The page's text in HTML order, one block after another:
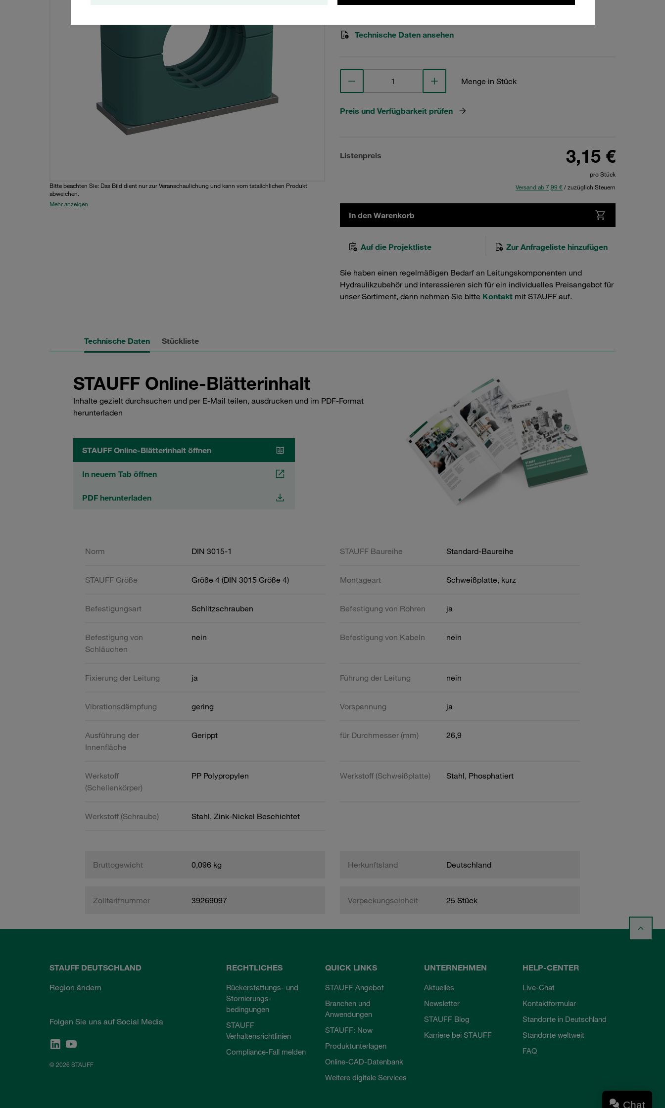
Bitte beachten Sie: Das Bild dient nur zur Veranschaulichung und kann vom tatsächlichen Produkt
abweichen.
Mehr anzeigen
Technische Daten ansehen
Menge in Stück
Preis und Verfügbarkeit prüfen
Listenpreis 3,15 €
pro Stück
Versand ab 7,99 €/ zuzüglich Steuern
In den Warenkorb
Auf die Projektliste Zur Anfrageliste hinzufügen
Sie haben einen regelmäßigen Bedarf an Leitungskomponenten und
Hydraulikzubehör und interessieren sich für ein individuelles Preisangebot für
unser Sortiment, dann nehmen Sie bitte Kontakt mit STAUFF auf.
Technische Daten Stückliste
STAUFF Online-Blätterinhalt
Inhalte gezielt durchsuchen und per E-Mail teilen, ausdrucken und im PDF-Format
herunterladen
STAUFF Online-Blätterinhalt öffnen
In neuem Tab öffnen
PDF herunterladen
Norm DIN 3015-1 STAUFF Baureihe Standard-Baureihe
STAUFF Größe Größe 4 (DIN 3015 Größe 4) Montageart Schweißplatte, kurz
Befestigungsart Schlitzschrauben Befestigung von Rohren ja
Befestigung von
Schläuchen
nein Befestigung von Kabeln nein
Fixierung der Leitung ja Führung der Leitung nein
Vibrationsdämpfung gering Vorspannung ja
Ausführung der
Innenfläche
Gerippt für Durchmesser (mm) 26,9
Werkstoff
(Schellenkörper)
PP Polypropylen Werkstoff (Schweißplatte) Stahl, Phosphatiert
Werkstoff (Schraube) Stahl, Zink-Nickel Beschichtet
Bruttogewicht 0,096 kg Herkunftsland Deutschland
Zolltarifnummer 39269097 Verpackungseinheit 25 Stück
STAUFF DEUTSCHLAND
Region ändern
Folgen Sie uns auf Social Media
© 2026 STAUFF
RECHTLICHES
Rückerstattungs- und
Stornierungs-
bedingungen
STAUFF
Verhaltensrichtlinien
Compliance-Fall melden
QUICK LINKS
STAUFF Angebot
Branchen und
Anwendungen
STAUFF: Now
Produktunterlagen
Online-CAD-Datenbank
Weitere digitale Services
UNTERNEHMEN
Aktuelles
Newsletter
STAUFF Blog
Karriere bei STAUFF
HELP-CENTER
Live-Chat
Kontaktformular
Standorte in Deutschland
Standorte weltweit
FAQ
Chat